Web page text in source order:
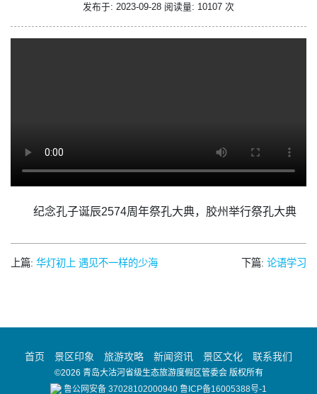
发布于: 2023-09-28 阅读量: 10107 次
纪念孔子诞辰2574周年祭孔大典，胶州举行祭孔大典
上篇: 华灯初上 遇见不一样的少海 下篇: 论语学习
首页 景区印象 旅游攻略 新闻资讯 景区文化 联系我们
©2026 青岛大沽河省级生态旅游度假区管委会 版权所有
鲁公网安备 37028102000940 鲁ICP备16005388号-1